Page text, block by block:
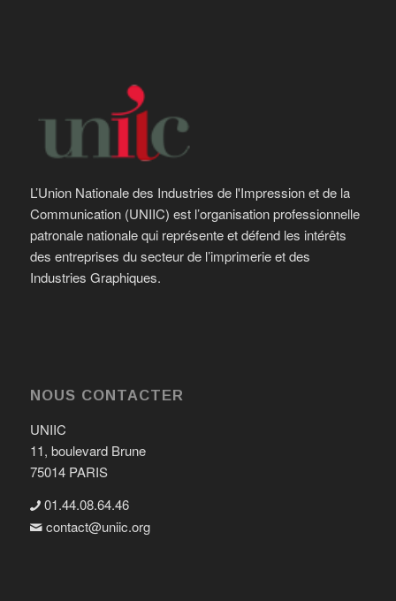
L’Union Nationale des Industries de l'Impression et de la
Communication (UNIIC) est l’organisation professionnelle
patronale nationale qui représente et défend les intérêts
des entreprises du secteur de l’imprimerie et des
Industries Graphiques.
NOUS CONTACTER
UNIIC
11, boulevard Brune
75014 PARIS
01.44.08.64.46
contact@uniic.org